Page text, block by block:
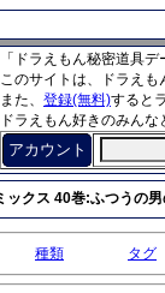
「ドラえもん秘密道具
このサイトは、ドラえ
また、 登録(無料)すると
ドラえもん好きのみん
アカウント
ックス 40巻:ふつうの
種類 タグ